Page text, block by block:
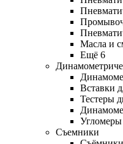
Масла и
Ещё 6
Вставки
Тестеры
Угломеры
Съемники